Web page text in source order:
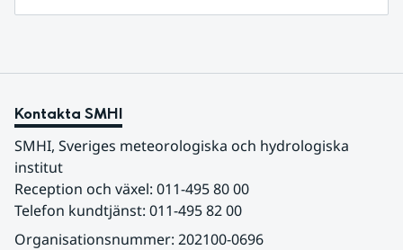
Kontakta SMHI
SMHI, Sveriges meteorologiska och hydrologiska
institut
Reception och växel: 011-495 80 00
Telefon kundtjänst: 011-495 82 00
Organisationsnummer: 202100-0696